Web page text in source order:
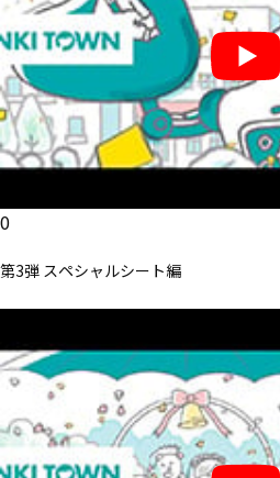
0
第3弾 スペシャルシート編